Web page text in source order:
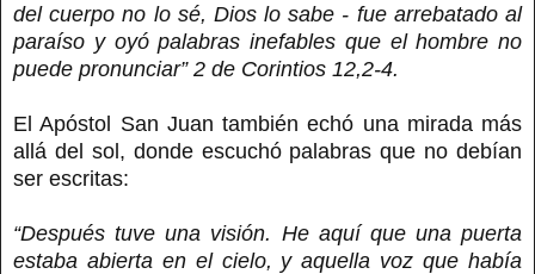
del cuerpo no lo sé, Dios lo sabe - fue arrebatado al
paraíso y oyó palabras inefables que el hombre no
puede pronunciar” 2 de Corintios 12,2-4.
El Apóstol San Juan también echó una mirada más
allá del sol, donde escuchó palabras que no debían
ser escritas:
“Después tuve una visión. He aquí que una puerta
estaba abierta en el cielo, y aquella voz que había